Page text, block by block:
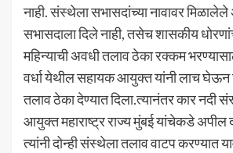
नाही. संस्थेला सभासदांच्या नावावर मिळालेले
सभासदाला दिले नाही, तसेच शासकीय
महिन्याची अवधी तलाव ठेका रक्कम
वर्धा येथील सहायक आयुक्त यांनी लाच
तलाव ठेका देण्यात दिला.त्यानंतर कार नदी
आयुक्त महाराष्ट्र राज्य मुंबई यांचेकडे
त्यांनी दोन्ही संस्थेला तलाव वाटप